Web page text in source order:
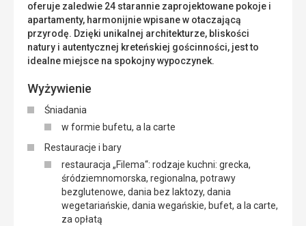
oferuje zaledwie 24 starannie zaprojektowane pokoje i
apartamenty, harmonijnie wpisane w otaczającą
przyrodę. Dzięki unikalnej architekturze, bliskości
natury i autentycznej kreteńskiej gościnności, jest to
idealne miejsce na spokojny wypoczynek.
Wyżywienie
Śniadania
w formie bufetu, a la carte
Restauracje i bary
restauracja „Filema“: rodzaje kuchni: grecka,
śródziemnomorska, regionalna, potrawy
bezglutenowe, dania bez laktozy, dania
wegetariańskie, dania wegańskie, bufet, a la carte,
za opłatą